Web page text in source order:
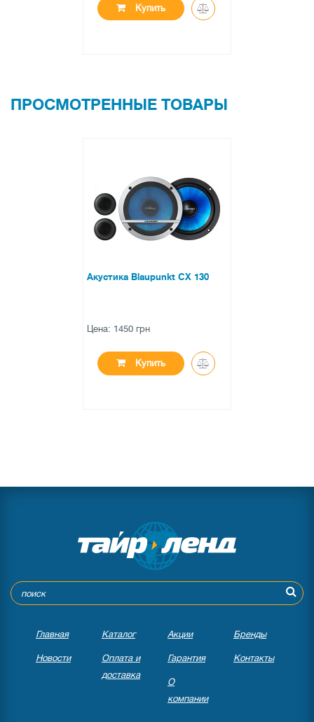
ПРОСМОТРЕННЫЕ ТОВАРЫ
Акустика Blaupunkt CX 130
Цена: 1450 грн
Купить
Главная Каталог Акции Бренды
Новости
Оплата и
доставка
Гарантия Контакты
О
компании